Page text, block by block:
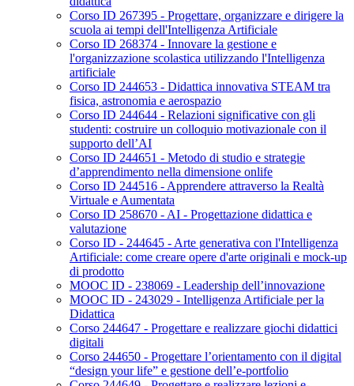
Corso ID 267395 - Progettare, organizzare e dirigere la
scuola ai tempi dell'Intelligenza Artificiale
Corso ID 268374 - Innovare la gestione e
l'organizzazione scolastica utilizzando l'Intelligenza
artificiale
Corso ID 244653 - Didattica innovativa STEAM tra
fisica, astronomia e aerospazio
Corso ID 244644 - Relazioni significative con gli
studenti: costruire un colloquio motivazionale con il
supporto dell’AI
Corso ID 244651 - Metodo di studio e strategie
d’apprendimento nella dimensione onlife
Corso ID 244516 - Apprendere attraverso la Realtà
Virtuale e Aumentata
Corso ID 258670 - AI - Progettazione didattica e
valutazione
Corso ID - 244645 - Arte generativa con l'Intelligenza
Artificiale: come creare opere d'arte originali e mock-up
di prodotto
MOOC ID - 238069 - Leadership dell’innovazione
MOOC ID - 243029 - Intelligenza Artificiale per la
Didattica
Corso 244647 - Progettare e realizzare giochi didattici
digitali
Corso 244650 - Progettare l’orientamento con il digital
“design your life” e gestione dell’e-portfolio